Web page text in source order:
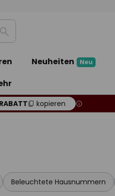
Suche
Neuheiten Neu
RABATT kopieren
Beleuchtete Hausnummern